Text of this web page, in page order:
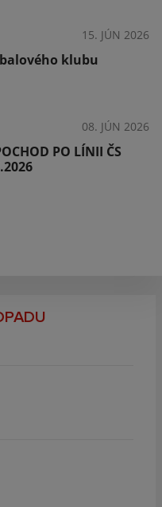
15. JÚN 2026
klubu
08. JÚN 2026
PO LÍNII ČS